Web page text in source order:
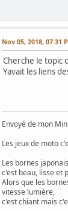
Nov 05, 2018, 07:31
Cherche le topic
Yavait les liens
Envoyé de mon
Les jeux de moto
Les bornes
c'est beau, lisse et
Alors que les
vitesse lumière,
c'est chiant mais